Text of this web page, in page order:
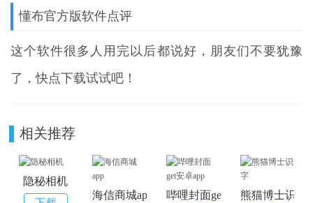
懂布官方版软件点评
这个软件很多人用完以后都说好，朋友们不要犹豫
了，快点下载试试吧！
相关推荐
隐秘相机
海信商城app
哔哩封面get安卓app熊猫博士识字